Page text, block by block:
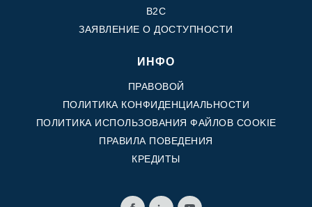
B2C
ЗАЯВЛЕНИЕ О ДОСТУПНОСТИ
ИНФО
ПРАВОВОЙ
ПОЛИТИКА КОНФИДЕНЦИАЛЬНОСТИ
ПОЛИТИКА ИСПОЛЬЗОВАНИЯ ФАЙЛОВ COOKIE
ПРАВИЛА ПОВЕДЕНИЯ
КРЕДИТЫ